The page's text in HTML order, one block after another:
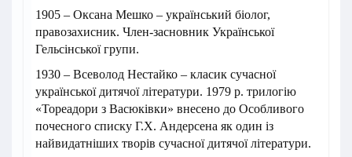
1905 – Оксана Мешко – український біолог,
правозахисник. Член-засновник Української
Гельсінської групи.
1930 – Всеволод Нестайко – класик сучасної
української дитячої літератури. 1979 р. трилогію
«Тореадори з Васюківки» внесено до Особливого
почесного списку Г.Х. Андерсена як один із
найвидатніших творів сучасної дитячої літератури.